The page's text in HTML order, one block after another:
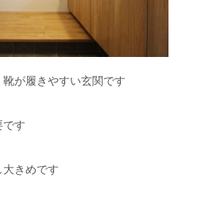
が履きやすい玄関です
です
きめです